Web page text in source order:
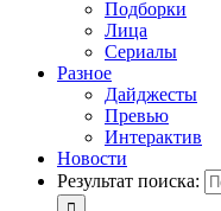
Подборки
Лица
Сериалы
Разное
Дайджесты
Превью
Интерактив
Новости
Результат поиска: